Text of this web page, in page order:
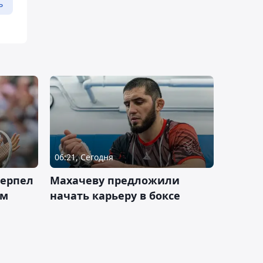
06:21, Сегодня
Махачеву предложили
начать карьеру в боксе